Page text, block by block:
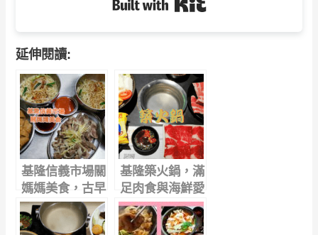
延伸閱讀:
基隆信義市場關
媽媽美食，古早
味銅板乾麵，小
菜多元任你點
基隆築火鍋，滿
足肉食與海鮮愛
好人的天堂
，吃到讓